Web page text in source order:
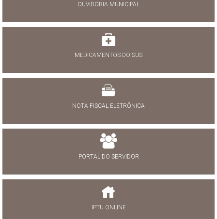
OUVIDORIA MUNICIPAL
MEDICAMENTOS DO SUS
NOTA FISCAL ELETRÔNICA
PORTAL DO SERVIDOR
IPTU ONLINE